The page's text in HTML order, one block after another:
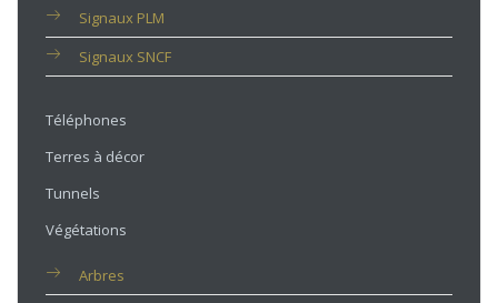
Signaux PLM
Signaux SNCF
Téléphones
Terres à décor
Tunnels
Végétations
Arbres